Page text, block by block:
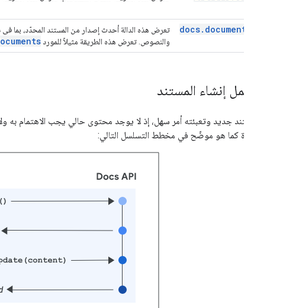
docs.documents.get
تعرض هذه الدالة أحدث إصدار من المستند المحدّد، بما في
والنصوص. تعرض هذه الطريقة مثيلاً للمورد
سير عمل إنشاء المستند
إنشاء مستند جديد وتعبئته أمر سهل، إذ لا يوجد محتوى حالي يجب الاهتمام به
هذه الميزة كما هو موضّح في مخطط التسلسل التالي: